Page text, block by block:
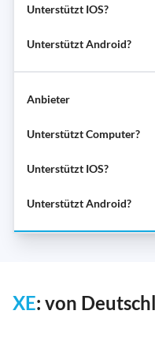
XE: von